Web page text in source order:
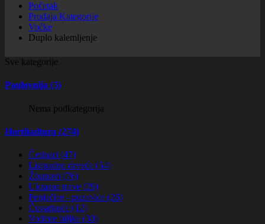
Početak
Prodaja Kategorije
Voćke
Duplo kalemljenje
Sve kategorije
Paulovnija (5)
Nema podkategorija
Hortikultura (274)
Četinari (47)
Listpadno drveće (54)
Žbunovi (76)
Ukrasne trave (29)
Penjačice - puzavice (26)
Čuvarkuće (12)
Vodene biljke (30)